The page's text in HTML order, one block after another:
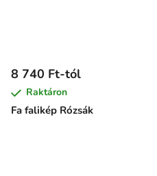
Fa falikép Rózsák
8 740 Ft-tól
Raktáron